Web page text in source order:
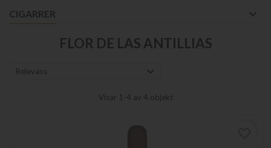
CIGARRER
FLOR DE LAS ANTILLIAS
Relevans 
Visar 1-4 av 4 objekt